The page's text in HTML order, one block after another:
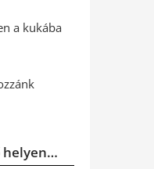
a kukába
helyen…